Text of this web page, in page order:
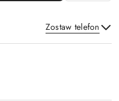
Zostaw telefon